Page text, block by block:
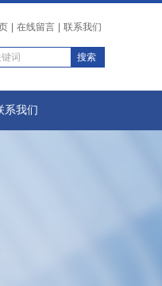
在线留言 联系我们
系我们